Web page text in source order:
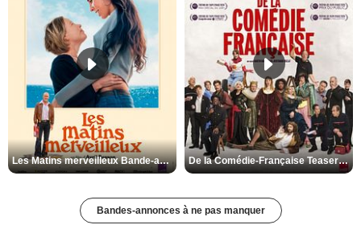
Les Matins merveilleux Bande-annonce VF De la Comédie-Française Teaser VF
Bandes-annonces à ne pas manquer